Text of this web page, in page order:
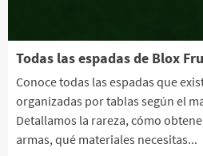
Todas las espadas de Blox
Conoce todas las espadas que
organizadas por tablas según el
Detallamos la rareza, cómo
armas, qué materiales necesitas...